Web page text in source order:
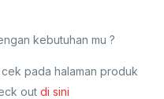
kebutuhan mu ?
pada halaman produk
outdi sini